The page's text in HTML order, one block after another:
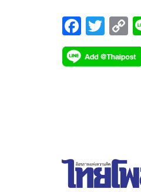
F
ac
e
T
wi
tt
C
o
p